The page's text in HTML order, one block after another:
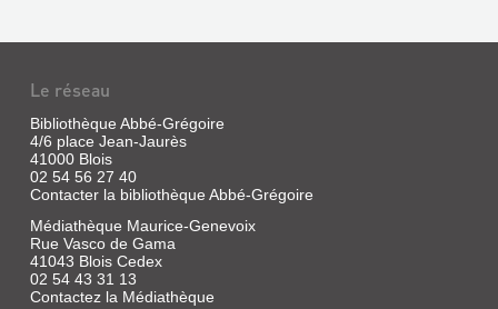
PAUVRETTES
Livre
Habault,
Léon
Grande
1930
Le réseau
Bibliothèque Abbé-Grégoire
4/6 place Jean-Jaurès
41000 Blois
02 54 56 27 40
Contacter la bibliothèque Abbé-Grégoire
Médiathèque Maurice-Genevoix
Rue Vasco de Gama
41043 Blois Cedex
02 54 43 31 13
Contactez la Médiathèque